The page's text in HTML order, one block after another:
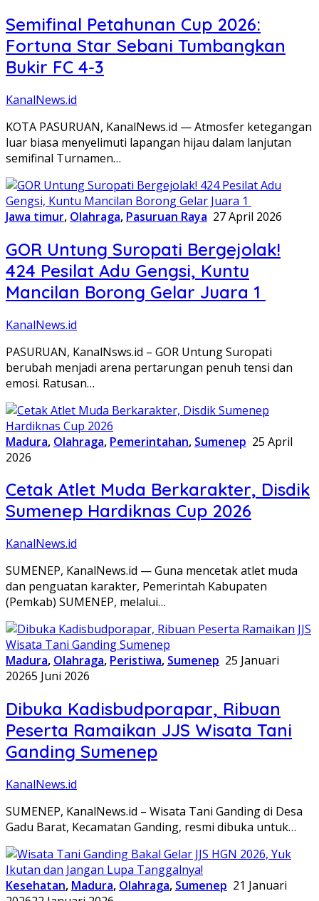
Semifinal Petahunan Cup 2026:
Fortuna Star Sebani Tumbangkan
Bukir FC 4-3
KanalNews.id
KOTA PASURUAN, KanalNews.id — Atmosfer ketegangan
luar biasa menyelimuti lapangan hijau dalam lanjutan
semifinal Turnamen…
Jawa timur, Olahraga, Pasuruan Raya 27 April 2026
GOR Untung Suropati Bergejolak!
424 Pesilat Adu Gengsi, Kuntu
Mancilan Borong Gelar Juara 1
KanalNews.id
PASURUAN, KanalNsws.id – GOR Untung Suropati
berubah menjadi arena pertarungan penuh tensi dan
emosi. Ratusan…
Madura, Olahraga, Pemerintahan, Sumenep 25 April
2026
Cetak Atlet Muda Berkarakter, Disdik
Sumenep Hardiknas Cup 2026
KanalNews.id
SUMENEP, KanalNews.id — Guna mencetak atlet muda
dan penguatan karakter, Pemerintah Kabupaten
(Pemkab) SUMENEP, melalui…
Madura, Olahraga, Peristiwa, Sumenep 25 Januari
20265 Juni 2026
Dibuka Kadisbudporapar, Ribuan
Peserta Ramaikan JJS Wisata Tani
Ganding Sumenep
KanalNews.id
SUMENEP, KanalNews.id – Wisata Tani Ganding di Desa
Gadu Barat, Kecamatan Ganding, resmi dibuka untuk…
Kesehatan, Madura, Olahraga, Sumenep 21 Januari